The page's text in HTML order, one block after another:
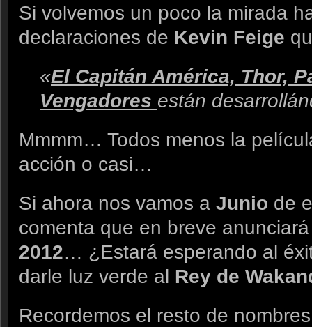
Si volvemos un poco la mirada
declaraciones de Kevin Feige
«El Capitán América, Thor,
Vengadores están
Mmmm… Todos menos la
acción o casi…
Si ahora nos vamos a Junio de
comenta que en breve
2012… ¿Estará esperando al
darle luz verde al Rey de
Recordemos el resto de